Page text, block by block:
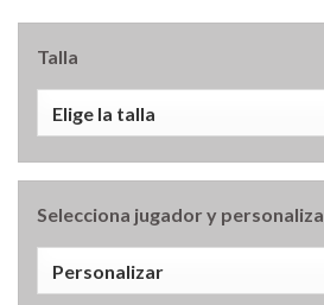
Talla
Selecciona jugador y personaliza